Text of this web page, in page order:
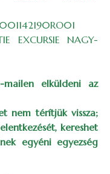
EXCURSIE NAGY-
elküldeni az
nem térítjük vissza;
kereshet
egyéni egyezség